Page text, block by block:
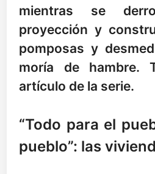
mientras se
proyección y
pomposas y
moría de hambre.
artículo de la serie.
“Todo para el
pueblo”: las